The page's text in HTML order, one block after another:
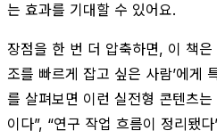
는 효과를 기대할 수 있어요.
장점을 한 번 더 압축하면, 이 책
조를 빠르게 잡고 싶은 사람’에게
를 살펴보면 이런 실전형 콘텐츠
이다”, “연구 작업 흐름이 정리됐